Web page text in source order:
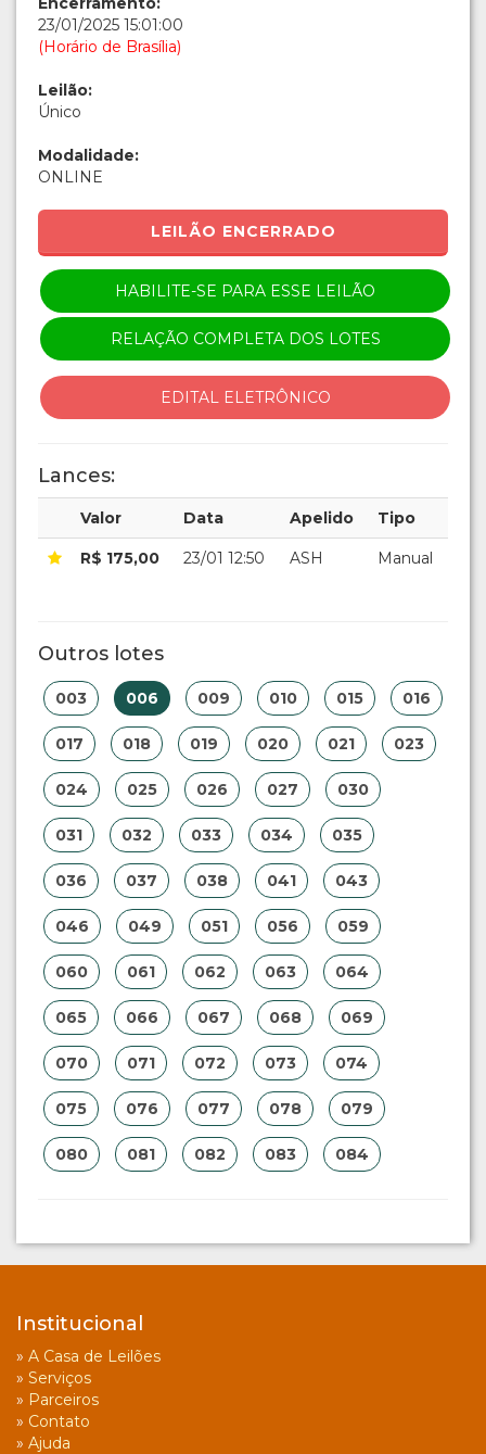
23/01/2025 15:01:00
(Horário de Brasília)
Leilão:
Único
Modalidade:
ONLINE
LEILÃO ENCERRADO
HABILITE-SE PARA ESSE LEILÃO
RELAÇÃO COMPLETA DOS LOTES
EDITAL ELETRÔNICO
Lances:
Valor Data Apelido Tipo
R$ 175,00 23/01 12:50 ASH Manual
Outros lotes
003 006 009 010 015 016
017 018 019 020 021 023
024 025 026 027 030
031 032 033 034 035
036 037 038 041 043
046 049 051 056 059
060 061 062 063 064
065 066 067 068 069
070 071 072 073 074
075 076 077 078 079
080 081 082 083 084
Institucional
» A Casa de Leilões
» Serviços
» Parceiros
» Contato
» Ajuda